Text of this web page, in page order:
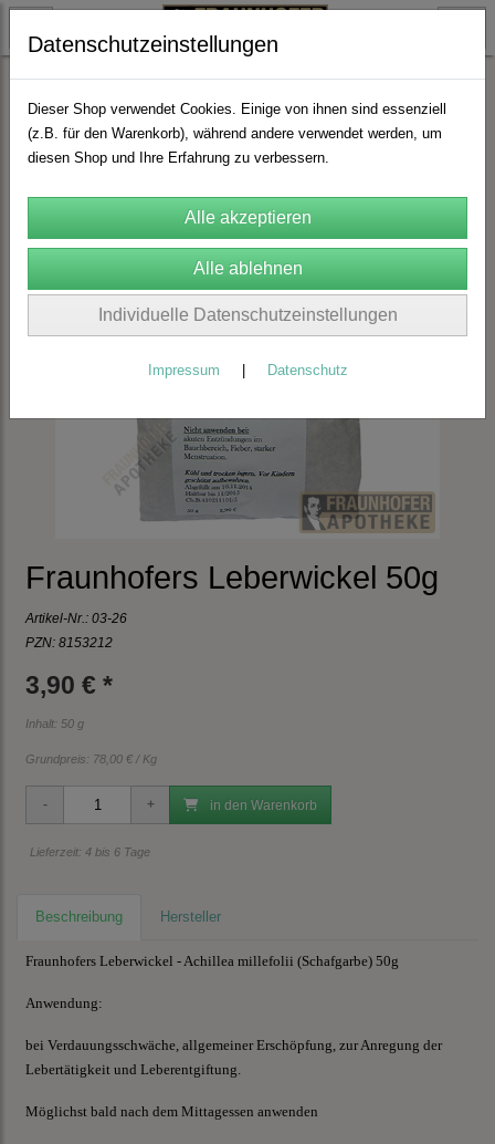
FA Manufaktur Externa (Salbe, Wickel)
Fraunhofers Leberwickel 50g
Artikel-Nr.: 03-26
PZN: 8153212
3,90 € *
Inhalt: 50 g
Grundpreis: 78,00 € / Kg
in den Warenkorb
Lieferzeit: 4 bis 6 Tage
Beschreibung Hersteller
Fraunhofers Leberwickel - Achillea millefolii (Schafgarbe) 50g
Anwendung:
bei Verdauungsschwäche, allgemeiner Erschöpfung, zur Anregung der
Lebertätigkeit und Leberentgiftung.
Möglichst bald nach dem Mittagessen anwenden
Datenschutzeinstellungen
Dieser Shop verwendet Cookies. Einige von ihnen sind essenziell
(z.B. für den Warenkorb), während andere verwendet werden, um
diesen Shop und Ihre Erfahrung zu verbessern.
Individuelle Datenschutzeinstellungen
Impressum Datenschutz